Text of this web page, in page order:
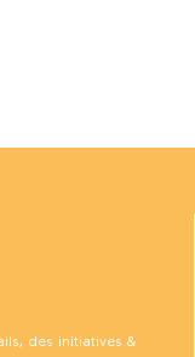
des initiatives &